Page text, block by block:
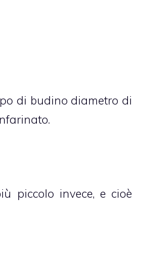
di budino diametro di
piccolo invece, e cioè